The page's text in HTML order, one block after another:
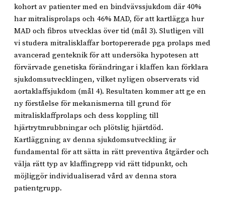
kohort av patienter med en bindvävssjukdom där 40%
har mitralisprolaps och 46% MAD, för att kartlägga hur
MAD och fibros utvecklas över tid (mål 3). Slutligen vill
vi studera mitralisklaffar bortopererade pga prolaps med
avancerad genteknik för att undersöka hypotesen att
förvärvade genetiska förändringar i klaffen kan förklara
sjukdomsutvecklingen, vilket nyligen observerats vid
aortaklaffsjukdom (mål 4). Resultaten kommer att ge en
ny förståelse för mekanismerna till grund för
mitralisklaffprolaps och dess koppling till
hjärtrytmrubbningar och plötslig hjärtdöd.
Kartläggning av denna sjukdomsutveckling är
fundamental för att sätta in rätt preventiva åtgärder och
välja rätt typ av klaffingrepp vid rätt tidpunkt, och
möjliggör individualiserad vård av denna stora
patientgrupp.